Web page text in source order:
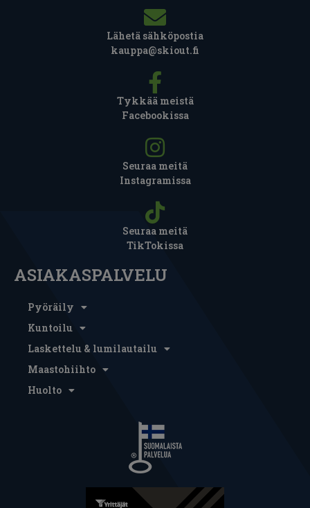
Lähetä sähköpostia
kauppa@skiout.fi
Tykkää meistä
Facebookissa
Seuraa meitä
Instagramissa
Seuraa meitä
TikTokissa
ASIAKASPALVELU
Pyöräily
Kuntoilu
Laskettelu & lumilautailu
Maastohiihto
Huolto